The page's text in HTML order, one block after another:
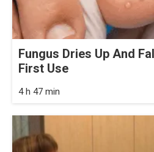
Fungus Dries Up And
First Use
4 h 47 min